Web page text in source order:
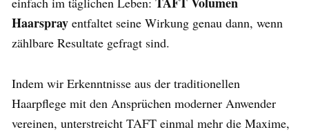
Haarspray entfaltet seine Wirkung genau dann, wenn
zählbare Resultate gefragt sind.
Indem wir Erkenntnisse aus der traditionellen
Haarpflege mit den Ansprüchen moderner Anwender
vereinen, unterstreicht TAFT einmal mehr die Maxime,